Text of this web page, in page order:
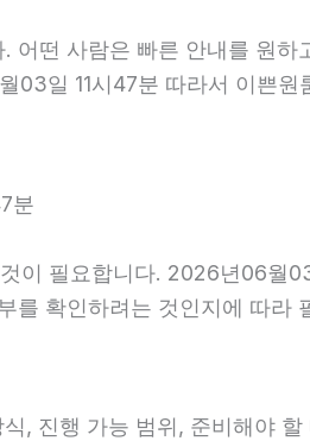
떤 사람은 빠른 안내를 원
일 11시47분 따라서 이쁜
분
이 필요합니다. 2026년06월
확인하려는 것인지에 따
, 진행 가능 범위, 준비해야